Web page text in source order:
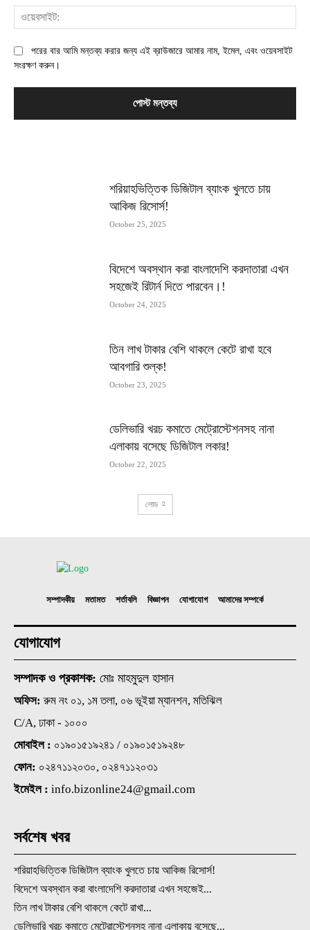
পরের বার আমি মন্তব্য করার জন্য এই ব্রাউজারে আমার নাম, ইমেল, এবং ওয়েবসাইট
সংরক্ষণ করুন।
শরিয়াহভিত্তিক ডিজিটাল ব্যাংক খুলতে চায়
আকিজ রিসোর্স!
October 25, 2025
বিদেশে অবস্থান করা বাংলাদেশি করদাতারা এখন
সহজেই রিটার্ন দিতে পারবেন।!
October 24, 2025
তিন লাখ টাকার বেশি থাকলে কেটে রাখা হবে
আবগারি শুল্ক!
October 23, 2025
ডেলিভারি খরচ কমাতে মেট্রোস্টেশনসহ নানা
এলাকায় বসেছে ডিজিটাল লকার!
October 22, 2025
লোড
সম্পাদকীয় মতামত শর্তাবলি বিজ্ঞাপন যোগাযোগ আমাদের সম্পর্কে
যোগাযোগ
সম্পাদক ও প্রকাশক: মোঃ মাহমুদুল হাসান
অফিস:রুম নং ০১, ১ম তলা, ০৬ ভূইয়া ম্যানশন, মতিঝিল
C/A, ঢাকা - ১০০০
মোবাইল : ০১৯০১৫১৯২৪১ / ০১৯০১৫১৯২৪৮
ফোন: ০২৪৭১১২০৩০, ০২৪৭১১২০৩১
ইমেইল : info.bizonline24@gmail.com
সর্বশেষ খবর
শরিয়াহভিত্তিক ডিজিটাল ব্যাংক খুলতে চায় আকিজ রিসোর্স!
বিদেশে অবস্থান করা বাংলাদেশি করদাতারা এখন সহজেই...
তিন লাখ টাকার বেশি থাকলে কেটে রাখা...
ডেলিভারি খরচ কমাতে মেট্রোস্টেশনসহ নানা এলাকায় বসেছে...